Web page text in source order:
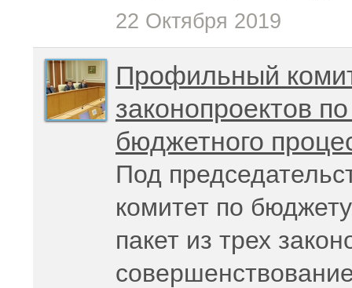
22 Октября 2019
Профильный
законопроектов
бюджетного
Под
комитет по
пакет из трех